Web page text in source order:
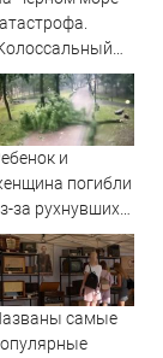
Такого не
за всю СВО
и
погибли
за рухнувших
во
урагана в
-
на
самые